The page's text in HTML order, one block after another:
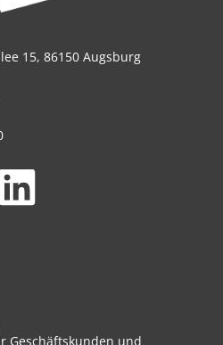
15, 86150 Augsburg
Geschäftskunden und